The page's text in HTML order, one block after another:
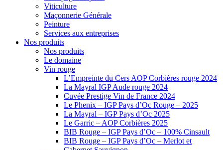
Viticulture
Maçonnerie Générale
Peinture
Services aux entreprises
Nos produits
Nos produits
Le domaine
Vin rouge
L’Empreinte du Cers AOP Corbières rouge 2024
La Mayral IGP Aude rouge 2024
Cuvée Prestige Vin de France 2024
Le Phenix – IGP Pays d’Oc Rouge – 2025
La Mayral – IGP Pays d’Oc 2025
Le Garric – AOP Corbières 2025
BIB Rouge – IGP Pays d’Oc – 100% Cinsault
BIB Rouge – IGP Pays d’Oc – Merlot et